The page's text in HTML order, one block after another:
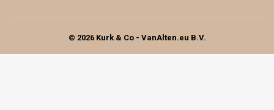
© 2026 Kurk & Co - VanAlten.eu B.V.